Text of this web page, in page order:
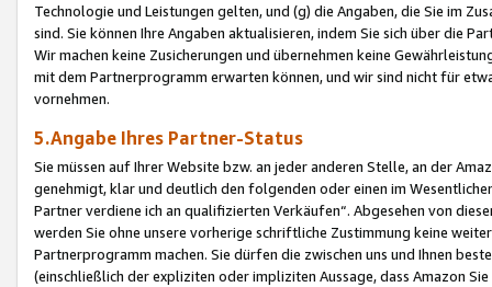
Technologie und Leistungen gelten, und (g) die Angaben, die Sie im
sind. Sie können Ihre Angaben aktualisieren, indem Sie sich über die
Wir machen keine Zusicherungen und übernehmen keine
mit dem Partnerprogramm erwarten können, und wir sind nicht für
vornehmen.
5.Angabe Ihres Partner-Status
Sie müssen auf Ihrer Website bzw. an jeder anderen Stelle, an der
genehmigt, klar und deutlich den folgenden oder einen im
Partner verdiene ich an qualifizierten Verkäufen“. Abgesehen von
werden Sie ohne unsere vorherige schriftliche Zustimmung keine
Partnerprogramm machen. Sie dürfen die zwischen uns und Ihnen
(einschließlich der expliziten oder impliziten Aussage, dass Amazon